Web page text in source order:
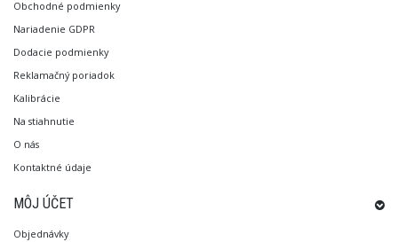
Obchodné podmienky
Nariadenie GDPR
Dodacie podmienky
Reklamačný poriadok
Kalibrácie
Na stiahnutie
O nás
Kontaktné údaje
MÔJ ÚČET
Objednávky